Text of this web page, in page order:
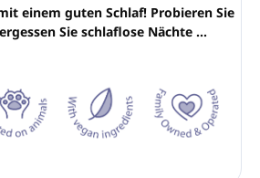
einem guten Schlaf! Probieren Sie
Sie schlaflose Nächte …